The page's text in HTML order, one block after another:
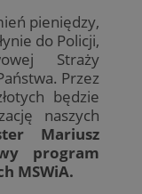
pieniędzy,
do Policji,
Straży
Przez
będzie
naszych
Mariusz
program
MSWiA.